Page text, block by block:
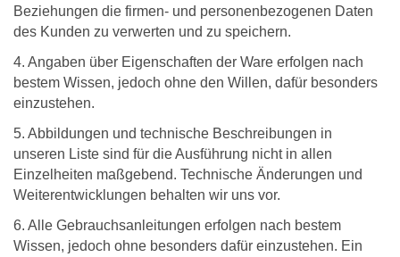
Beziehungen die firmen- und personenbezogenen Daten
des Kunden zu verwerten und zu speichern.
4. Angaben über Eigenschaften der Ware erfolgen nach
bestem Wissen, jedoch ohne den Willen, dafür besonders
einzustehen.
5. Abbildungen und technische Beschreibungen in
unseren Liste sind für die Ausführung nicht in allen
Einzelheiten maßgebend. Technische Änderungen und
Weiterentwicklungen behalten wir uns vor.
6. Alle Gebrauchsanleitungen erfolgen nach bestem
Wissen, jedoch ohne besonders dafür einzustehen. Ein